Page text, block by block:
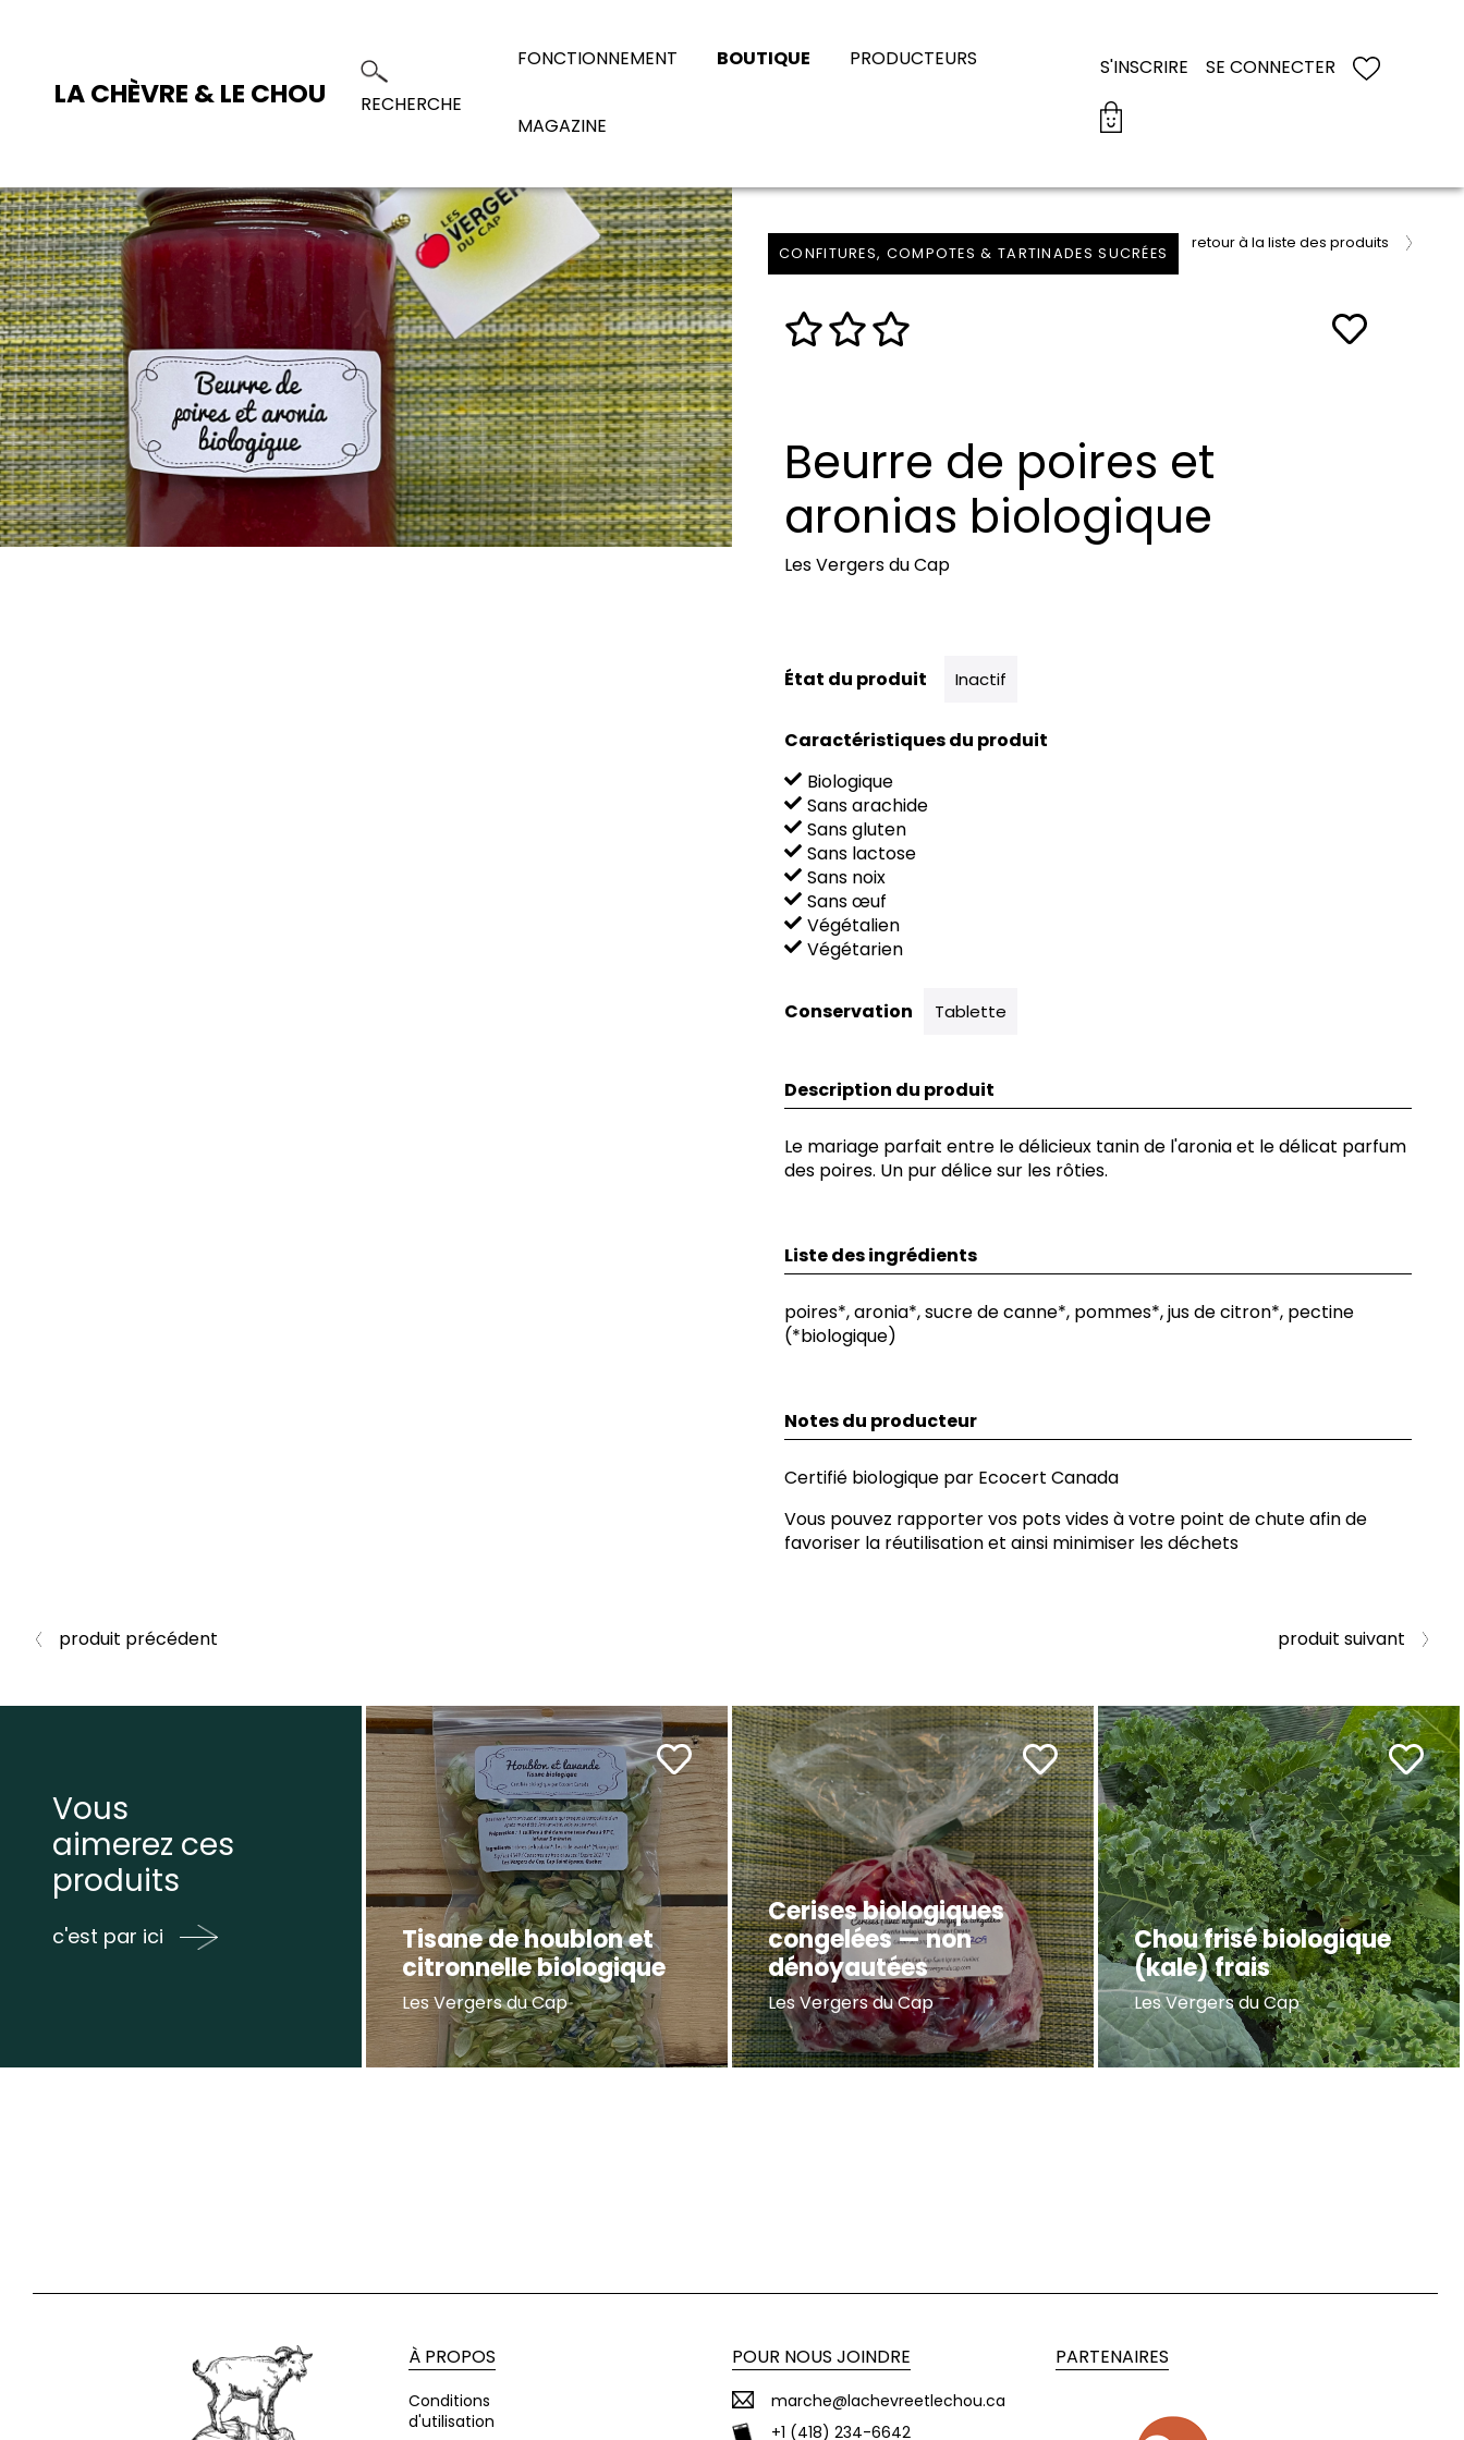
LA CHÈVRE & LE CHOU RECHERCHE
FONCTIONNEMENT BOUTIQUE PRODUCTEURS
MAGAZINE
S'INSCRIRE SE CONNECTER
CONFITURES, COMPOTES & TARTINADES SUCRÉES
retour à la liste des produits
Beurre de poires et
aronias biologique
Les Vergers du Cap
État du produit Inactif
Caractéristiques du produit
Biologique
Sans arachide
Sans gluten
Sans lactose
Sans noix
Sans œuf
Végétalien
Végétarien
Conservation Tablette
Description du produit
Le mariage parfait entre le délicieux tanin de l'aronia et le délicat parfum
des poires. Un pur délice sur les rôties.
Liste des ingrédients
poires*, aronia*, sucre de canne*, pommes*, jus de citron*, pectine
(*biologique)
Notes du producteur
Certifié biologique par Ecocert Canada
Vous pouvez rapporter vos pots vides à votre point de chute afin de
favoriser la réutilisation et ainsi minimiser les déchets
produit précédent produit suivant
Vous
aimerez ces
produits
c'est par ici
Tisane de houblon et
citronnelle biologique
Les Vergers du Cap
Cerises biologiques
congelées — non
dénoyautées
Les Vergers du Cap
Chou frisé biologique
(kale) frais
Les Vergers du Cap
À PROPOS
Conditions
d'utilisation
POUR NOUS JOINDRE
marche@lachevreetlechou.ca
+1 (418) 234-6642
PARTENAIRES